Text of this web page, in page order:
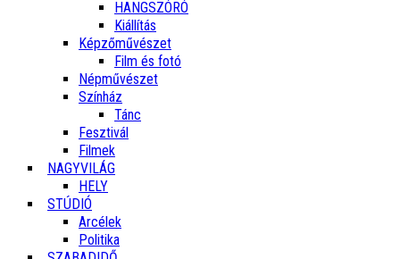
HANGSZÓRÓ
Kiállítás
Képzőművészet
Film és fotó
Népművészet
Színház
Tánc
Fesztivál
Filmek
NAGYVILÁG
HELY
STÚDIÓ
Arcélek
Politika